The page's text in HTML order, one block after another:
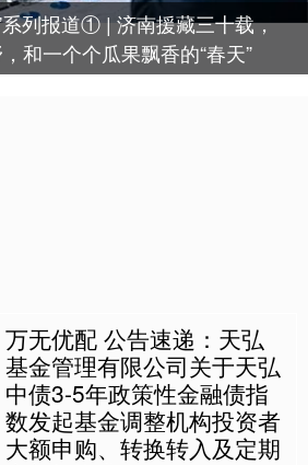
系列报道① | 济南援藏三十载，
和一个个瓜果飘香的“春天”
万无优配 公告速递：天弘
基金管理有限公司关于天弘
中债3-5年政策性金融债指
数发起基金调整机构投资者
大额申购、转换转入及定期